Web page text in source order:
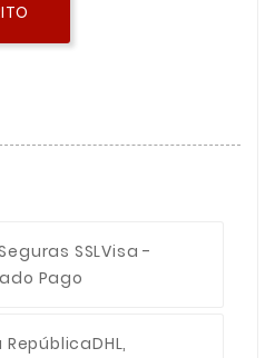
SSLVisa -
Pago
RepúblicaDHL,